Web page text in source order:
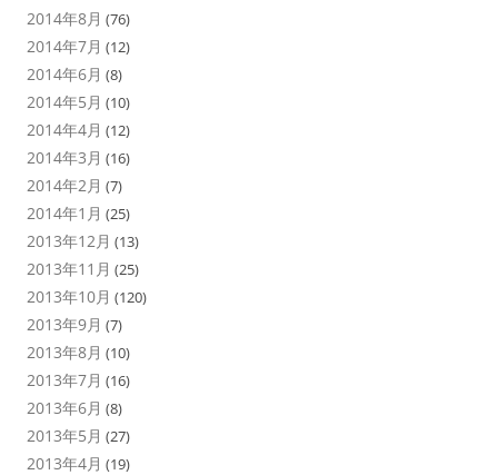
2014年8月 (76)
2014年7月 (12)
2014年6月 (8)
2014年5月 (10)
2014年4月 (12)
2014年3月 (16)
2014年2月 (7)
2014年1月 (25)
2013年12月 (13)
2013年11月 (25)
2013年10月 (120)
2013年9月 (7)
2013年8月 (10)
2013年7月 (16)
2013年6月 (8)
2013年5月 (27)
2013年4月 (19)